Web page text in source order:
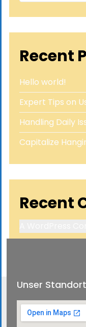
Recent
Hello world!
Expert Tips on
Handling Daily
Capitalize
Recent
Unser Standort